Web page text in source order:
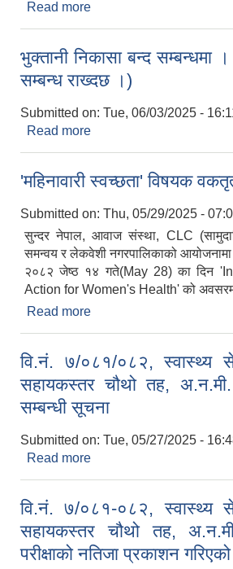
Read more
भुक्तानी निकासा बन्द
सम्बन्ध राख्दछ ।)
Submitted on: Tue, 06/03/2025 -
Read more
'महिनावारी स्वच्छता' विषयक
Submitted on: Thu, 05/29/2025 -
सुन्दर नेपाल, आवाज संस्था, CLC
समन्वय र लेकवेशी नगरपालिकाको आयोजनामा
२०८२ जेष्ठ १४ गते(May 28) का दिन
Action for Women's Health' को
Read more
वि.नं. ७/०८१/०८२, स्वास्थ्य
सहायकस्तर चौथो तह,
सम्बन्धी सूचना
Submitted on: Tue, 05/27/2025 -
Read more
वि.नं. ७/०८१-०८२, स्वास्थ्य
सहायकस्तर चौथो तह,
परीक्षाको नतिजा प्रकाशन